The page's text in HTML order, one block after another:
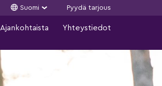
Suomi Pyydä tarjous
Ajankohtaista Yhteystiedot